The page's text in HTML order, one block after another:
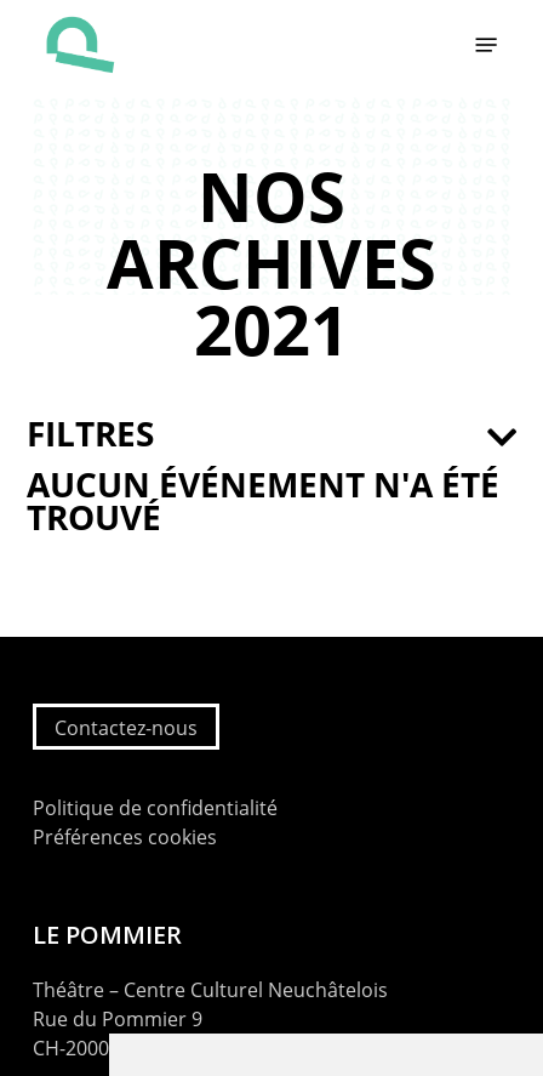
NOS
ARCHIVES
2021
AUCUN ÉVÉNEMENT N'A ÉTÉ
TROUVÉ
FILTRES
Contactez-nous
Politique de confidentialité
Préférences cookies
LE POMMIER
Théâtre – Centre Culturel Neuchâtelois
Rue du Pommier 9
CH-2000 Neuchâtel